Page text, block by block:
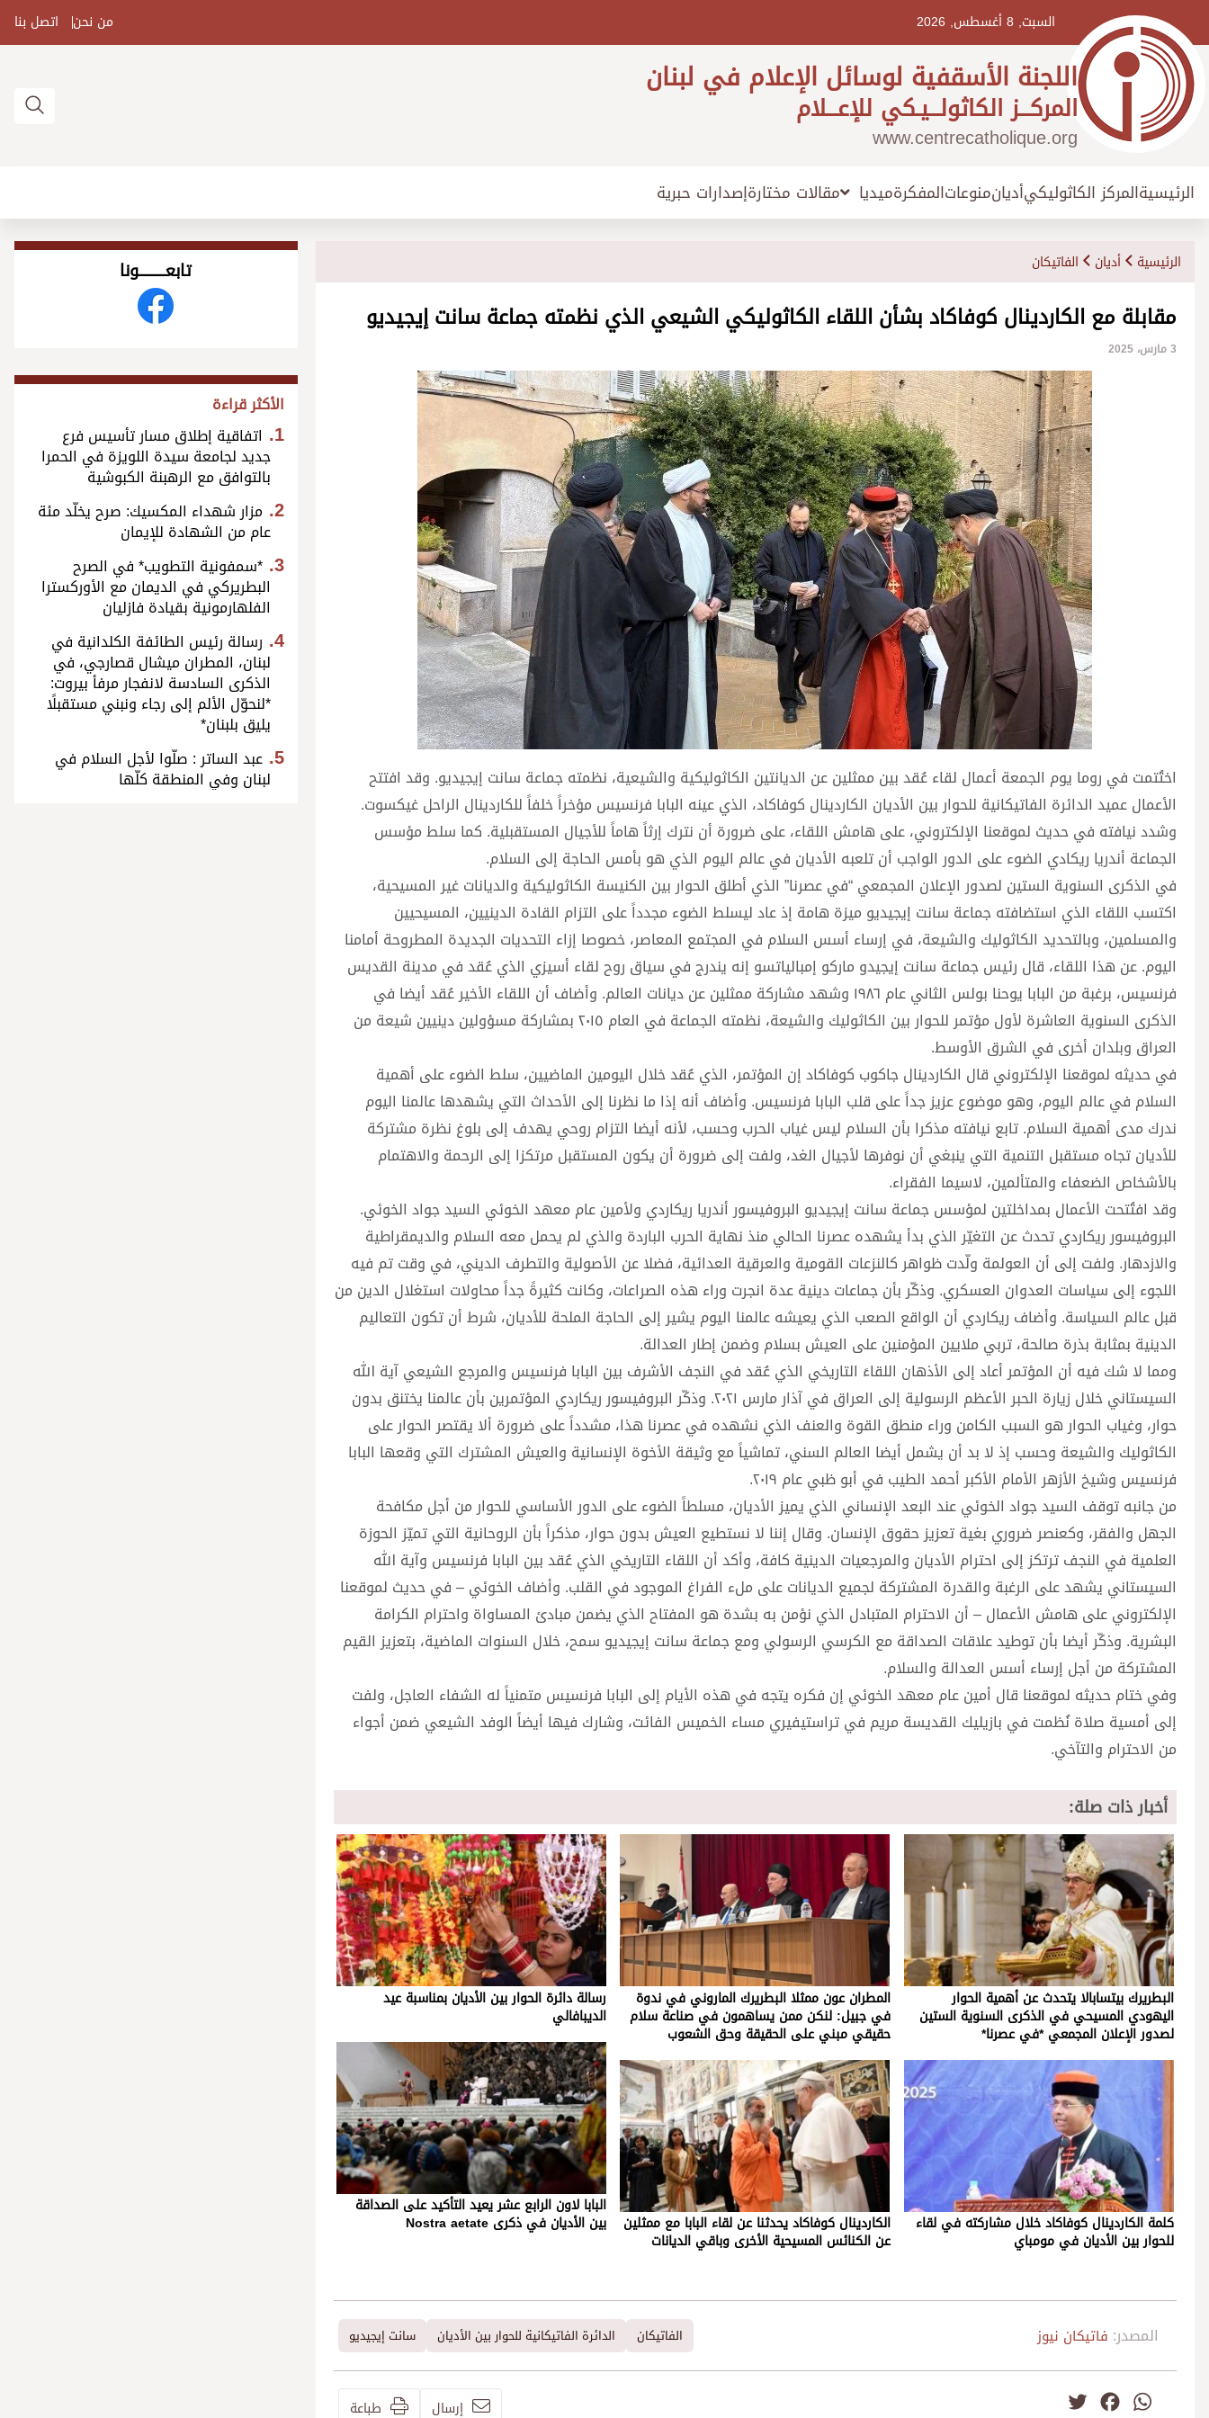
السبت, 8 أغسطس, 2026 من نحن اتصل بنا
اللجنة الأسقفية لوسائل الإعلام في لبنان
المركـــز الكاثولـــيـكي للإعـــلام
www.centrecatholique.org
الرئيسيةالمركز الكاثوليكيأديانمنوعاتالمفكرةميديا مقالات مختارةإصدارات حبرية
الرئيسية أديان الفاتيكان
مقابلة مع الكاردينال كوفاكاد بشأن اللقاء الكاثوليكي الشيعي الذي نظمته جماعة سانت إيجيديو
3 مارس، 2025
اختُتمت في روما يوم الجمعة أعمال لقاء عُقد بين ممثلين عن الديانتين الكاثوليكية والشيعية، نظمته جماعة سانت إيجيديو. وقد افتتح
الأعمال عميد الدائرة الفاتيكانية للحوار بين الأديان الكاردينال كوفاكاد، الذي عينه البابا فرنسيس مؤخراً خلفاً للكاردينال الراحل غيكسوت.
وشدد نيافته في حديث لموقعنا الإلكتروني، على هامش اللقاء، على ضرورة أن نترك إرثاً هاماً للأجيال المستقبلية. كما سلط مؤسس
الجماعة أندريا ريكادي الضوء على الدور الواجب أن تلعبه الأديان في عالم اليوم الذي هو بأمس الحاجة إلى السلام.
في الذكرى السنوية الستين لصدور الإعلان المجمعي “في عصرنا” الذي أطلق الحوار بين الكنيسة الكاثوليكية والديانات غير المسيحية،
اكتسب اللقاء الذي استضافته جماعة سانت إيجيديو ميزة هامة إذ عاد ليسلط الضوء مجدداً على التزام القادة الدينيين، المسيحيين
والمسلمين، وبالتحديد الكاثوليك والشيعة، في إرساء أسس السلام في المجتمع المعاصر، خصوصا إزاء التحديات الجديدة المطروحة أمامنا
اليوم. عن هذا اللقاء، قال رئيس جماعة سانت إيجيدو ماركو إمبالياتسو إنه يندرج في سياق روح لقاء أسيزي الذي عُقد في مدينة القديس
فرنسيس، برغبة من البابا يوحنا بولس الثاني عام ١٩٨٦ وشهد مشاركة ممثلين عن ديانات العالم. وأضاف أن اللقاء الأخير عُقد أيضا في
الذكرى السنوية العاشرة لأول مؤتمر للحوار بين الكاثوليك والشيعة، نظمته الجماعة في العام ٢٠١٥ بمشاركة مسؤولين دينيين شيعة من
العراق وبلدان أخرى في الشرق الأوسط.
في حديثه لموقعنا الإلكتروني قال الكاردينال جاكوب كوفاكاد إن المؤتمر، الذي عُقد خلال اليومين الماضيين، سلط الضوء على أهمية
السلام في عالم اليوم، وهو موضوع عزيز جداً على قلب البابا فرنسيس. وأضاف أنه إذا ما نظرنا إلى الأحداث التي يشهدها عالمنا اليوم
ندرك مدى أهمية السلام. تابع نيافته مذكرا بأن السلام ليس غياب الحرب وحسب، لأنه أيضا التزام روحي يهدف إلى بلوغ نظرة مشتركة
للأديان تجاه مستقبل التنمية التي ينبغي أن نوفرها لأجيال الغد، ولفت إلى ضرورة أن يكون المستقبل مرتكزا إلى الرحمة والاهتمام
بالأشخاص الضعفاء والمتألمين، لاسيما الفقراء.
وقد افتُتحت الأعمال بمداخلتين لمؤسس جماعة سانت إيجيديو البروفيسور أندريا ريكاردي ولأمين عام معهد الخوئي السيد جواد الخوئي.
البروفيسور ريكاردي تحدث عن التغيّر الذي بدأ يشهده عصرنا الحالي منذ نهاية الحرب الباردة والذي لم يحمل معه السلام والديمقراطية
والازدهار. ولفت إلى أن العولمة ولّدت ظواهر كالنزعات القومية والعرقية العدائية، فضلا عن الأصولية والتطرف الديني، في وقت تم فيه
اللجوء إلى سياسات العدوان العسكري. وذكّر بأن جماعات دينية عدة انجرت وراء هذه الصراعات، وكانت كثيرةً جداً محاولات استغلال الدين من
قبل عالم السياسة. وأضاف ريكاردي أن الواقع الصعب الذي يعيشه عالمنا اليوم يشير إلى الحاجة الملحة للأديان، شرط أن تكون التعاليم
الدينية بمثابة بذرة صالحة، تربي ملايين المؤمنين على العيش بسلام وضمن إطار العدالة.
ومما لا شك فيه أن المؤتمر أعاد إلى الأذهان اللقاءَ التاريخي الذي عُقد في النجف الأشرف بين البابا فرنسيس والمرجع الشيعي آية الله
السيستاني خلال زيارة الحبر الأعظم الرسولية إلى العراق في آذار مارس ٢٠٢١. وذكّر البروفيسور ريكاردي المؤتمرين بأن عالمنا يختنق بدون
حوار، وغياب الحوار هو السبب الكامن وراء منطق القوة والعنف الذي نشهده في عصرنا هذا، مشدداً على ضرورة ألا يقتصر الحوار على
الكاثوليك والشيعة وحسب إذ لا بد أن يشمل أيضا العالم السني، تماشياً مع وثيقة الأخوة الإنسانية والعيش المشترك التي وقعها البابا
فرنسيس وشيخ الأزهر الأمام الأكبر أحمد الطيب في أبو ظبي عام ٢٠١٩.
من جانبه توقف السيد جواد الخوئي عند البعد الإنساني الذي يميز الأديان، مسلطاً الضوء على الدور الأساسي للحوار من أجل مكافحة
الجهل والفقر، وكعنصر ضروري بغية تعزيز حقوق الإنسان. وقال إننا لا نستطيع العيش بدون حوار، مذكراً بأن الروحانية التي تميّز الحوزة
العلمية في النجف ترتكز إلى احترام الأديان والمرجعيات الدينية كافة، وأكد أن اللقاء التاريخي الذي عُقد بين البابا فرنسيس وآية الله
السيستاني يشهد على الرغبة والقدرة المشتركة لجميع الديانات على ملء الفراغ الموجود في القلب. وأضاف الخوئي – في حديث لموقعنا
الإلكتروني على هامش الأعمال – أن الاحترام المتبادل الذي نؤمن به بشدة هو المفتاح الذي يضمن مبادئ المساواة واحترام الكرامة
البشرية. وذكّر أيضا بأن توطيد علاقات الصداقة مع الكرسي الرسولي ومع جماعة سانت إيجيديو سمح، خلال السنوات الماضية، بتعزيز القيم
المشتركة من أجل إرساء أسس العدالة والسلام.
وفي ختام حديثه لموقعنا قال أمين عام معهد الخوئي إن فكره يتجه في هذه الأيام إلى البابا فرنسيس متمنياً له الشفاء العاجل، ولفت
إلى أمسية صلاة نُظمت في بازيليك القديسة مريم في تراستيفيري مساء الخميس الفائت، وشارك فيها أيضاً الوفد الشيعي ضمن أجواء
من الاحترام والتآخي.
أخبار ذات صلة:
البطريرك بيتسابالا يتحدث عن أهمية الحوار
اليهودي المسيحي في الذكرى السنوية الستين
لصدور الإعلان المجمعي *في عصرنا*
كلمة الكاردينال كوفاكاد خلال مشاركته في لقاء
للحوار بين الأديان في مومباي
المطران عون ممثلا البطريرك الماروني في ندوة
في جبيل: لنكن ممن يساهمون في صناعة سلام
حقيقي مبني على الحقيقة وحق الشعوب
الكاردينال كوفاكاد يحدثنا عن لقاء البابا مع ممثلين
عن الكنائس المسيحية الأخرى وباقي الديانات
رسالة دائرة الحوار بين الأديان بمناسبة عيد
الديبافالي
البابا لاون الرابع عشر يعيد التأكيد على الصداقة
بين الأديان في ذكرى Nostra aetate
المصدر: فاتيكان نيوز الفاتيكان الدائرة الفاتيكانية للحوار بين الأديان سانت إيجيديو
WhatsApp
Facebook إرسال طباعة
تابعــــــــــونا
الأكثر قراءة
اتفاقية إطلاق مسار تأسيس فرع
جديد لجامعة سيدة اللويزة في الحمرا
بالتوافق مع الرهبنة الكبوشية
مزار شهداء المكسيك: صرح يخلّد مئة
عام من الشهادة للإيمان
*سمفونية التطويب* في الصرح
البطريركي في الديمان مع الأوركسترا
الفلهارمونية بقيادة فازليان
رسالة رئيس الطائفة الكلدانية في
لبنان، المطران ميشال قصارجي، في
الذكرى السادسة لانفجار مرفأ بيروت:
*لنحوّل الألم إلى رجاء ونبني مستقبلًا
يليق بلبنان*
عبد الساتر : صلّوا لأجل السلام في
لبنان وفي المنطقة كلّها